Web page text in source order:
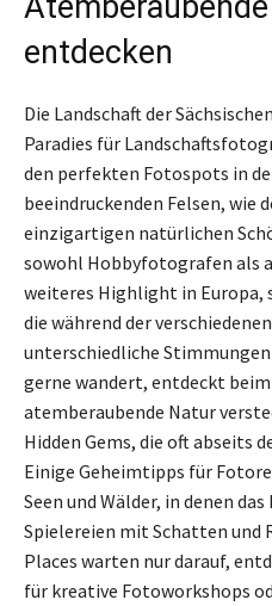
entdecken
Die Landschaft der
Paradies für
den perfekten Fotospots in
beeindruckenden Felsen, wie
einzigartigen natürlichen
sowohl Hobbyfotografen als
weiteres Highlight in
die während der
unterschiedliche
gerne wandert, entdeckt beim
atemberaubende Natur
Hidden Gems, die oft abseits
Einige Geheimtipps für
Seen und Wälder, in denen
Spielereien mit Schatten und
Places warten nur darauf,
für kreative Fotoworkshops